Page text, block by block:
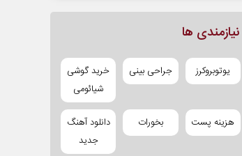
نیازمندی ها
یوتوبروکرز جراحی بینی
خرید گوشی
شیائومی
هزینه پست بخورات
دانلود آهنگ
جدید